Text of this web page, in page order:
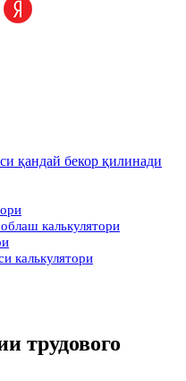
қандай бекор қилинади
калькулятори
калькулятори
трудового